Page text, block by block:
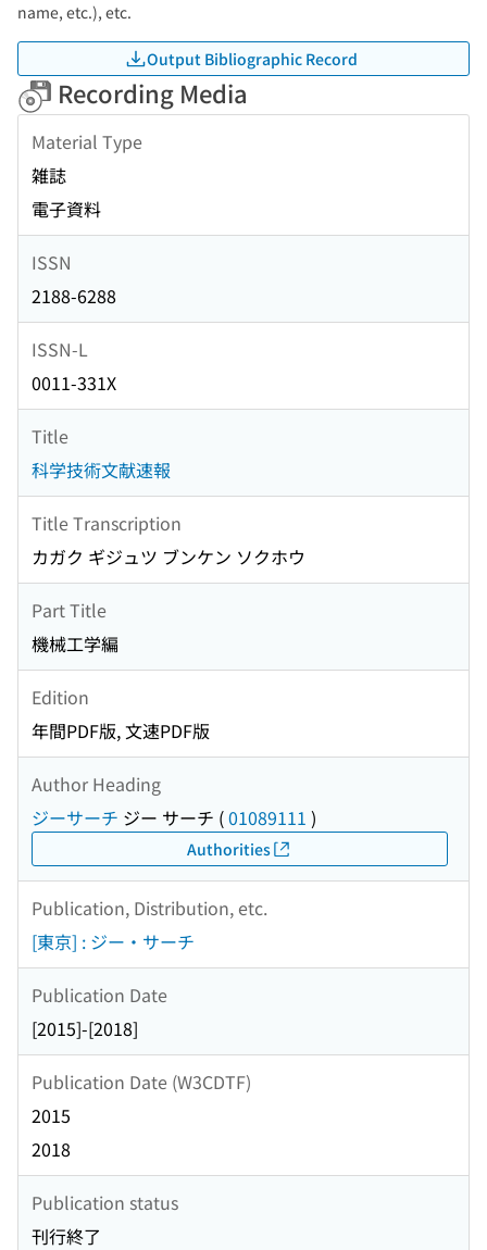
name, etc.), etc.
Output Bibliographic Record
Recording Media
Material Type
雑誌
電子資料
ISSN
2188-6288
ISSN-L
0011-331X
Title
科学技術文献速報
Title Transcription
カガク ギジュツ ブンケン ソクホウ
Part Title
機械工学編
Edition
年間PDF版, 文速PDF版
Author Heading
ジーサーチ ジー サーチ (01089111 )
Authorities
Publication, Distribution, etc.
[東京] : ジー・サーチ
Publication Date
[2015]-[2018]
Publication Date (W3CDTF)
2015
2018
Publication status
刊行終了